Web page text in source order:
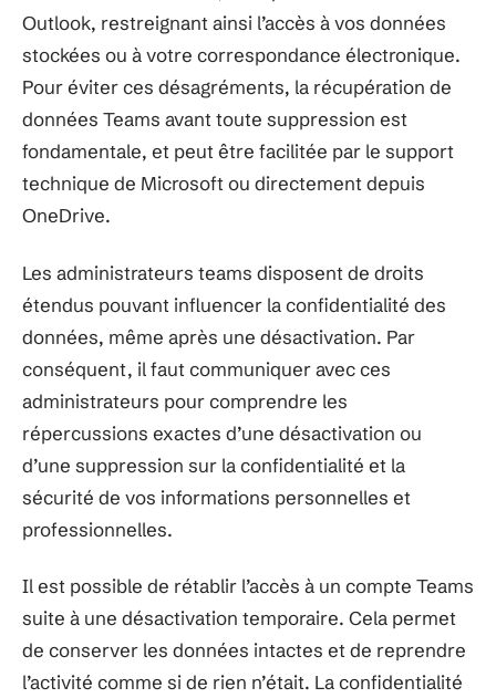
Outlook, restreignant ainsi l’accès à vos données
stockées ou à votre correspondance électronique.
Pour éviter ces désagréments, la récupération de
données Teams avant toute suppression est
fondamentale, et peut être facilitée par le support
technique de Microsoft ou directement depuis
OneDrive.
Les administrateurs teams disposent de droits
étendus pouvant influencer la confidentialité des
données, même après une désactivation. Par
conséquent, il faut communiquer avec ces
administrateurs pour comprendre les
répercussions exactes d’une désactivation ou
d’une suppression sur la confidentialité et la
sécurité de vos informations personnelles et
professionnelles.
Il est possible de rétablir l’accès à un compte Teams
suite à une désactivation temporaire. Cela permet
de conserver les données intactes et de reprendre
l’activité comme si de rien n’était. La confidentialité